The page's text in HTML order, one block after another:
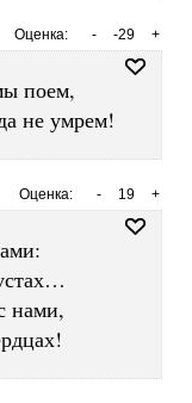
Оценка: +
-29
-
поем,
не умрем!
Оценка: +
19
-
нами,